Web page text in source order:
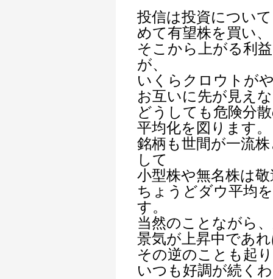
投信は投資につい
めて有望株を買い、
そこから上がる利
が、
いくらクロウトが
お互いに先が見え
どうしても危険分
平均化を図ります。
銘柄も世間が一流
して
小型株や無名株は
ちょうどダウ平均
す。
当然のことながら
景気が上昇中であ
その逆のことも起
いつも好調が続く